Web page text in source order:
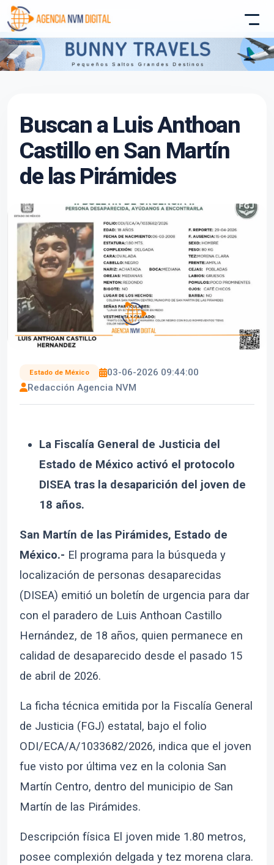
Buscan a Luis Anthoan
Castillo en San Martín
de las Pirámides
Estado de México
03-06-2026 09:44:00
Redacción Agencia NVM
La Fiscalía General de Justicia del
Estado de México activó el protocolo
DISEA tras la desaparición del joven de
18 años.
San Martín de las Pirámides, Estado de
México.- El programa para la búsqueda y
localización de personas desaparecidas
(DISEA) emitió un boletín de urgencia para dar
con el paradero de Luis Anthoan Castillo
Hernández, de 18 años, quien permanece en
calidad de desaparecido desde el pasado 15
de abril de 2026.
La ficha técnica emitida por la Fiscalía General
de Justicia (FGJ) estatal, bajo el folio
ODI/ECA/A/1033682/2026, indica que el joven
fue visto por última vez en la colonia San
Martín Centro, dentro del municipio de San
Martín de las Pirámides.
Descripción física El joven mide 1.80 metros,
posee complexión delgada y tez morena clara.
Asistente conectado